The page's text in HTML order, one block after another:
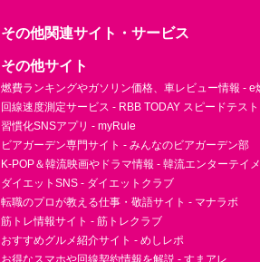
その他関連サイト・サービス
その他サイト
燃費ランキングやガソリン価格、車レビュー情報 - e
回線速度測定サービス - RBB TODAY スピードテスト
習慣化SNSアプリ - myRule
ビアガーデン専門サイト - みんなのビアガーデン部
K-POP＆韓流映画やドラマ情報 - 韓流エンターテイ
ダイエットSNS - ダイエットクラブ
転職のプロが教える仕事・敬語サイト - マナラボ
筋トレ情報サイト - 筋トレクラブ
おすすめグルメ紹介サイト - めしレポ
お得なスマホや回線契約情報を解説 - すまアレ